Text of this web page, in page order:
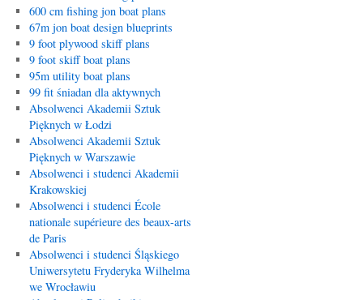
600 cm fishing jon boat plans
67m jon boat design blueprints
9 foot plywood skiff plans
9 foot skiff boat plans
95m utility boat plans
99 fit śniadan dla aktywnych
Absolwenci Akademii Sztuk
Pięknych w Łodzi
Absolwenci Akademii Sztuk
Pięknych w Warszawie
Absolwenci i studenci Akademii
Krakowskiej
Absolwenci i studenci École
nationale supérieure des beaux-arts
de Paris
Absolwenci i studenci Śląskiego
Uniwersytetu Fryderyka Wilhelma
we Wrocławiu